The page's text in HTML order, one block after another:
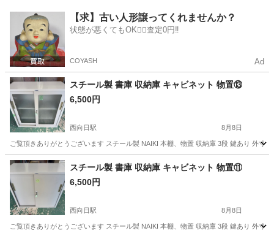
長岡京市 西向日駅 収納家具 書庫
【求】古い人形譲ってくれませんか？
状態が悪くてもOK🙆‍♀️査定0円‼️
COYASH Ad
スチール製 書庫 収納庫 キャビネット 物置⑬
6,500円
西向日駅 8月8日
ご覧頂きありがとうございます スチール製 NAIKI 本棚、物置 収納庫 3段 鍵あり 外寸
京都 長岡京市 西向日駅 収納家具
スチール製 書庫 収納庫 キャビネット 物置⑪
6,500円
西向日駅 8月8日
ご覧頂きありがとうございます スチール製 NAIKI 本棚、物置 収納庫 3段 鍵あり 外寸